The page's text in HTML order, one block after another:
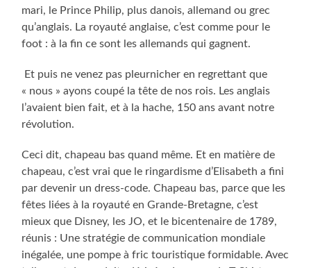
mari, le Prince Philip, plus danois, allemand ou grec
qu’anglais. La royauté anglaise, c’est comme pour le
foot : à la fin ce sont les allemands qui gagnent.
Et puis ne venez pas pleurnicher en regrettant que
« nous » ayons coupé la tête de nos rois. Les anglais
l’avaient bien fait, et à la hache, 150 ans avant notre
révolution.
Ceci dit, chapeau bas quand même. Et en matière de
chapeau, c’est vrai que le ringardisme d’Elisabeth a fini
par devenir un dress-code. Chapeau bas, parce que les
fêtes liées à la royauté en Grande-Bretagne, c’est
mieux que Disney, les JO, et le bicentenaire de 1789,
réunis : Une stratégie de communication mondiale
inégalée, une pompe à fric touristique formidable. Avec